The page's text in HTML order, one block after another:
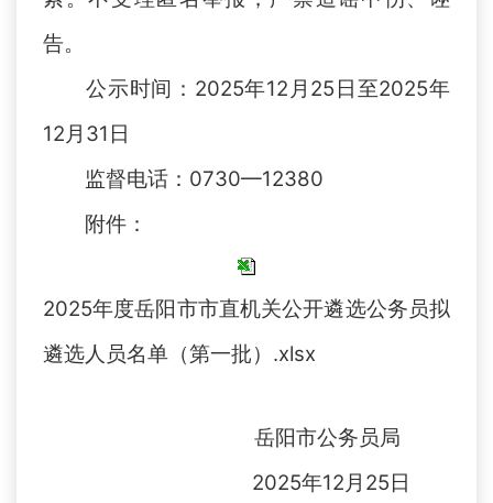
告。
公示时间：2025年12月25日至2025年
12月31日
监督电话：0730—12380
附件：
2025年度岳阳市市直机关公开遴选公务员拟
遴选人员名单（第一批）.xlsx
岳阳市公务员局
2025年12月25日